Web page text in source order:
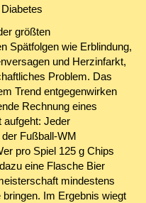
größten
Spätfolgen wie Erblindung,
und Herzinfarkt,
Problem. Das
Trend entgegenwirken
Rechnung eines
aufgeht: Jeder
Fußball-WM
pro Spiel 125 g Chips
eine Flasche Bier
mindestens
Im Ergebnis wiegt